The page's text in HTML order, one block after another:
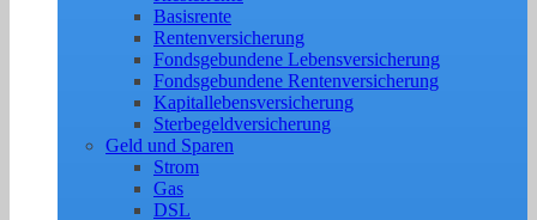
Basisrente
Rentenversicherung
Fondsgebundene Lebensversicherung
Fondsgebundene Rentenversicherung
Kapitallebensversicherung
Sterbegeldversicherung
Geld und Sparen
Strom
Gas
DSL